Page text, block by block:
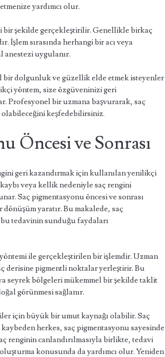
yardımcı olur.
bir şekilde gerçekleştirilir. Genellikle birkaç
İşlem sırasında herhangi bir acı veya
anestezi uygulanır.
bir dolgunluk ve güzellik elde etmek isteyenler
yöntem, size özgüveninizi geri
Profesyonel bir uzmana başvurarak, saç
olabileceğini keşfedebilirsiniz.
Öncesi ve Sonrası
geri kazandırmak için kullanılan yenilikçi
veya kellik nedeniyle saç rengini
Saç pigmentasyonu öncesi ve sonrası
dönüşüm yaratır. Bu makalede, saç
bu tedavinin sunduğu faydaları
ile gerçekleştirilen bir işlemdir. Uzman
derisine pigmentli noktalar yerleştirir. Bu
seyrek bölgeleri mükemmel bir şekilde taklit
görünmesi sağlanır.
için büyük bir umut kaynağı olabilir. Saç
herkes, saç pigmentasyonu sayesinde
renginin canlandırılmasıyla birlikte, tedavi
konusunda da yardımcı olur. Yeniden